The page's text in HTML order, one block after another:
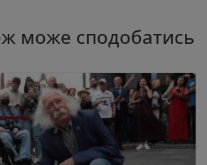
може сподобатись